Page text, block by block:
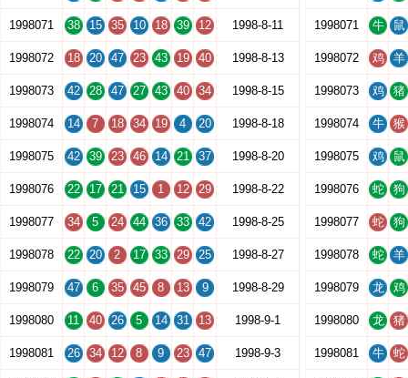
1998071 38 15 35 10 18 39 12 1998-8-11
1998072 18 20 47 23 43 19 40 1998-8-13
1998073 42 28 47 27 43 40 34 1998-8-15
1998074 14 7 18 34 19 4 20 1998-8-18
1998075 42 39 23 46 14 21 37 1998-8-20
1998076 22 17 21 15 1 12 29 1998-8-22
1998077 34 5 24 44 36 33 42 1998-8-25
1998078 22 20 2 17 33 29 25 1998-8-27
1998079 47 6 35 45 8 13 9 1998-8-29
1998080 11 40 26 5 14 31 13 1998-9-1
1998081 26 34 12 8 9 23 47 1998-9-3
1998071 牛 鼠
1998072 鸡 羊
1998073 鸡 猪
1998074 牛 猴
1998075 鸡 鼠
1998076 蛇 狗
1998077 蛇 狗
1998078 蛇 羊
1998079 龙 鸡
1998080 龙 猪
1998081 牛 蛇